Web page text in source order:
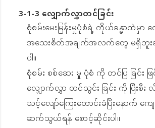
3-1-3 လျှောက်လွှာတင်ခြင်း
စုံစမ်းမေးမြန်းမှုပုံစံရဲ့ ကိုယ်ခန္ဓာထဲမှာ
အသေးစိတ်အချက်အလက်တွေ မရှိဘူး
ပါ။
စုံစမ်း စစ်ဆေး မှု ပုံစံ ကို တင်ပြ ခြင်း ဖြ
လျှောက်လွှာ တင်သွင်း ခြင်း ကို ပြီးစီး
သင့်လျော်ကြေးတောင်းခံပြီးနောက် က
ဆက်သွယ်ရန် စောင့်ဆိုင်းပါ။